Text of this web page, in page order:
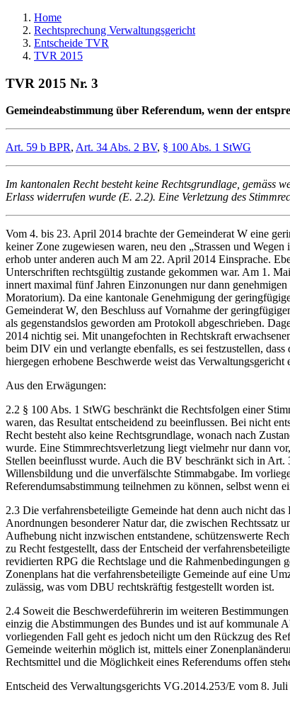
Home
Rechtsprechung Verwaltungsgericht
Entscheide TVR
TVR 2015
TVR 2015 Nr. 3
Gemeindeabstimmung über Referendum, wenn der
Art. 59 b BPR, Art. 34 Abs. 2 BV, § 100 Abs. 1 StWG
Im kantonalen Recht besteht keine Rechtsgrundlage, gemäss
Erlass widerrufen wurde (E. 2.2). Eine Verletzung des
Vom 4. bis 23. April 2014 brachte der Gemeinderat W eine
keiner Zone zugewiesen waren, neu den „Strassen und
erhob unter anderen auch M am 22. April 2014 Einsprache.
Unterschriften rechtsgültig zustande gekommen war. Am 1.
innert maximal fünf Jahren Einzonungen nur dann
Moratorium). Da eine kantonale Genehmigung der
Gemeinderat W, den Beschluss auf Vornahme der
als gegenstandslos geworden am Protokoll abgeschrieben.
2014 nichtig sei. Mit unangefochten in Rechtskraft
beim DIV ein und verlangte ebenfalls, es sei festzustellen,
hiergegen erhobene Beschwerde weist das Verwaltungsgericht
Aus den Erwägungen:
2.2 § 100 Abs. 1 StWG beschränkt die Rechtsfolgen einer
waren, das Resultat entscheidend zu beeinflussen. Bei nicht
Recht besteht also keine Rechtsgrundlage, wonach nach
wurde. Eine Stimmrechtsverletzung liegt vielmehr nur dann
Stellen beeinflusst wurde. Auch die BV beschränkt sich in
Willensbildung und die unverfälschte Stimmabgabe. Im
Referendumsabstimmung teilnehmen zu können, selbst wenn
2.3 Die verfahrensbeteiligte Gemeinde hat denn auch nicht
Anordnungen besonderer Natur dar, die zwischen
Aufhebung nicht inzwischen entstandene, schützenswerte
zu Recht festgestellt, dass der Entscheid der
revidierten RPG die Rechtslage und die Rahmenbedingungen
Zonenplans hat die verfahrensbeteiligte Gemeinde auf eine
zulässig, was vom DBU rechtskräftig festgestellt worden ist.
2.4 Soweit die Beschwerdeführerin im weiteren
einzig die Abstimmungen des Bundes und ist auf kommunale
vorliegenden Fall geht es jedoch nicht um den Rückzug des
Gemeinde weiterhin möglich ist, mittels einer
Rechtsmittel und die Möglichkeit eines Referendums offen
Entscheid des Verwaltungsgerichts VG.2014.253/E vom 8.